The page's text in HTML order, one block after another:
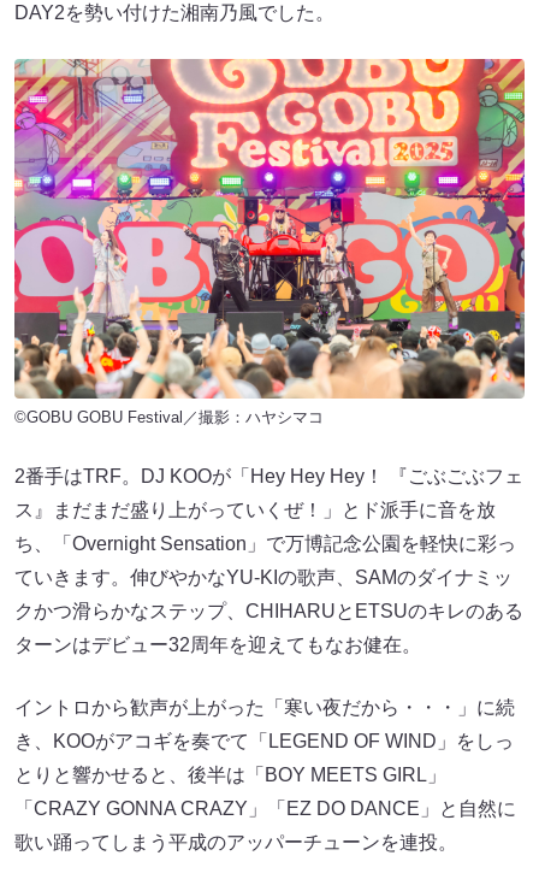
DAY2を勢い付けた湘南乃風でした。
©GOBU GOBU Festival／撮影：ハヤシマコ
2番手はTRF。DJ KOOが「Hey Hey Hey！ 『ごぶごぶフェ
ス』まだまだ盛り上がっていくぜ！」とド派手に音を放
ち、「Overnight Sensation」で万博記念公園を軽快に彩っ
ていきます。伸びやかなYU-KIの歌声、SAMのダイナミッ
クかつ滑らかなステップ、CHIHARUとETSUのキレのある
ターンはデビュー32周年を迎えてもなお健在。
イントロから歓声が上がった「寒い夜だから・・・」に続
き、KOOがアコギを奏でて「LEGEND OF WIND」をしっ
とりと響かせると、後半は「BOY MEETS GIRL」
「CRAZY GONNA CRAZY」「EZ DO DANCE」と自然に
歌い踊ってしまう平成のアッパーチューンを連投。